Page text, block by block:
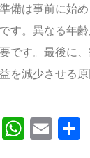
備は事前に始
す。異なる年
です。最後に
を減少させる
LinkedIn